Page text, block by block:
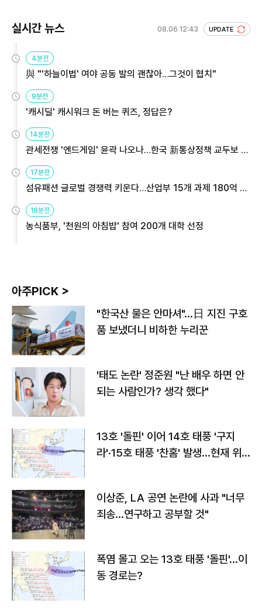
실시간 뉴스 08.06 12:43 UPDATE
4분전
與 "'하늘이법' 여야 공동 발의 괜찮아…그것이 협치"
9분전
'캐시딜' 캐시워크 돈 버는 퀴즈, 정답은?
14분전
관세전쟁 '엔드게임' 윤곽 나오나…한국 新통상정책 교두보 활
17분전
섬유패션 글로벌 경쟁력 키운다…산업부 15개 과제 180억 지
18분전
농식품부, '천원의 아침밥' 참여 200개 대학 선정
아주PICK >
"한국산 물은 안마셔"…日 지진 구호
품 보냈더니 비하한 누리꾼
'태도 논란' 정준원 "난 배우 하면 안
되는 사람인가? 생각 했다"
13호 '돌핀' 이어 14호 태풍 '구지
라'·15호 태풍 '찬홈' 발생…현재 위
이상준, LA 공연 논란에 사과 "너무
죄송…연구하고 공부할 것"
폭염 몰고 오는 13호 태풍 '돌핀'…이
동 경로는?